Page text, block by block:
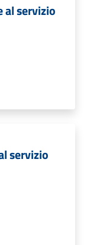
al servizio
servizio